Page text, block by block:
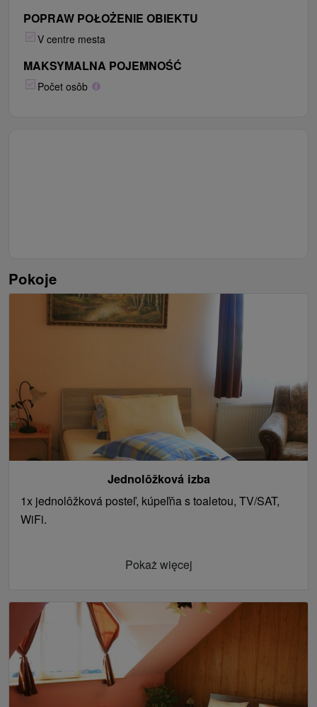
POPRAW POŁOŻENIE OBIEKTU
V centre mesta
MAKSYMALNA POJEMNOŚĆ
Počet osôb
Pokoje
Jednolôžková izba
1x jednolôžková posteľ, kúpeľňa s toaletou, TV/SAT,
WiFi.
Pokaż więcej